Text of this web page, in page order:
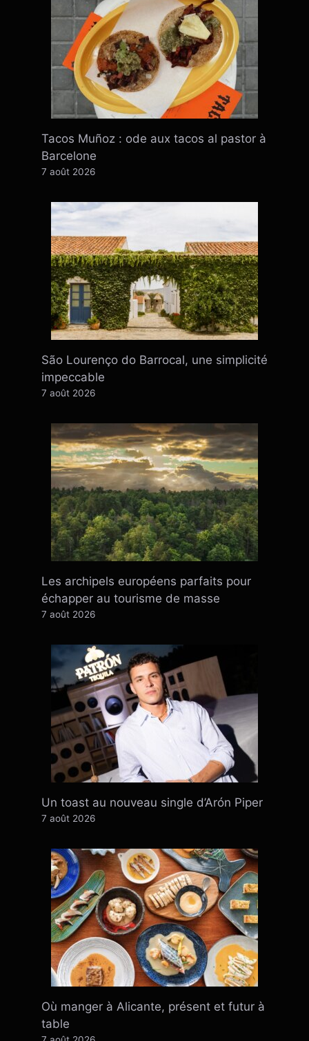
Tacos Muñoz : ode aux tacos al pastor à
Barcelone
7 août 2026
São Lourenço do Barrocal, une simplicité
impeccable
7 août 2026
Les archipels européens parfaits pour
échapper au tourisme de masse
7 août 2026
Un toast au nouveau single d’Arón Piper
7 août 2026
Où manger à Alicante, présent et futur à
table